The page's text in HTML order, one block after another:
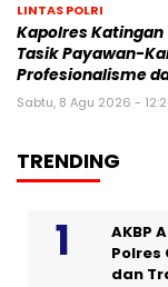
LINTAS POLRI
Kapolres Katingan
Tasik Payawan-
Profesionalisme
Sabtu, 8 Agu 2026 -
TRENDING
AKBP
Polres
dan